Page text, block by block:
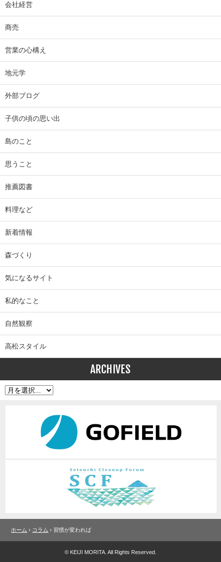
会社経営
商売
営業の心構え
地元学
外部ブログ
子供の頃の思い出
島のこと
思うこと
推薦図書
料理など
新着情報
森づくり
気になるサイト
私的なこと
自然観察
高松スタイル
ARCHIVES
ホーム › コラム › 習慣が変われば
© KEIJI MORITA. All Rights Reserved.